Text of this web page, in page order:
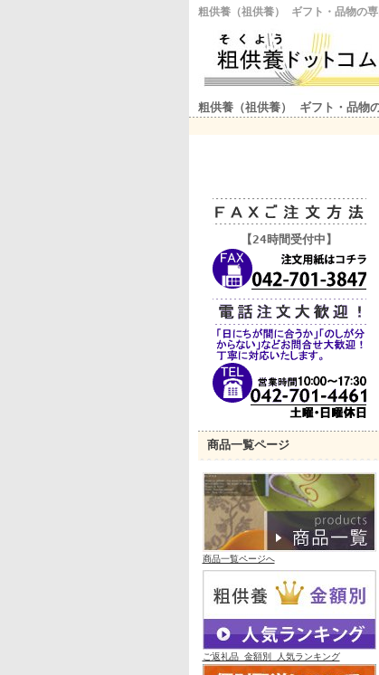
粗供養（祖供養） ギフト・品物の
粗供養（祖供養） ギフト・品物
【24時間受付中】
商品一覧ページ
商品一覧ページへ
ご返礼品 金額別 人気ランキング